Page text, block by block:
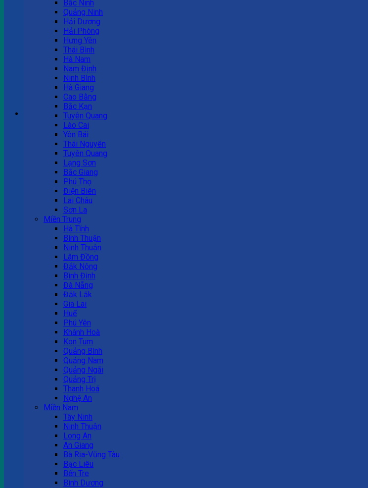
Tư vấn bán hàng
0983 863 488
Hotline hỗ trợ
0983 863 488
Giỏ hàng
Chưa có sản phẩm trong giỏ hàng.
Bắc Ninh
Quảng Ninh
Hải Dương
Hải Phòng
Hưng Yên
Thái Bình
Hà Nam
Nam Định
Ninh Bình
Hà Giang
Cao Bằng
Bắc Kạn
Tuyên Quang
Lào Cai
Yên Bái
Thái Nguyên
Tuyên Quang
Lạng Sơn
Bắc Giang
Phú Thọ
Điện Biên
Lai Châu
Sơn La
Miền Trung
Hà Tĩnh
Bình Thuận
Ninh Thuận
Lâm Đồng
Đắk Nông
Bình Định
Đà Nẵng
Đắk Lắk
Gia Lai
Huế
Phú Yên
Khánh Hoà
Kon Tum
Quảng Bình
Quảng Nam
Quảng Ngãi
Quảng Trị
Thanh Hoá
Nghệ An
Miền Nam
Tây Ninh
Ninh Thuận
Long An
An Giang
Bà Rịa-Vũng Tàu
Bạc Liêu
Bến Tre
Bình Dương